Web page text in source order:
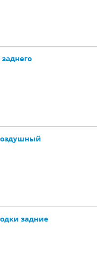
задние